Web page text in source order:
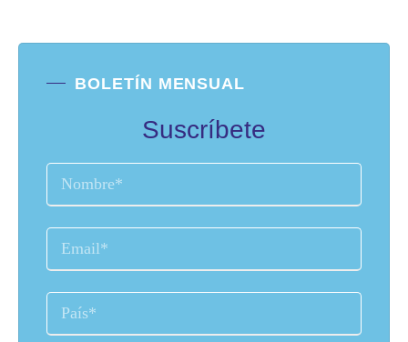
BOLETÍN MENSUAL
Suscríbete